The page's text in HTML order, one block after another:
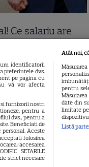
Ce salariu are
dar asta
uriașă din
avere! Da, scrie
O cheamă…
identificatorii
preferințele dvs.
pe pagina cu
vă vor afecta
furnizorii nostri
pentru a
dvs., pentru a
Beneficiati de
personal. Aceste
folosirea
accesarea
SETARILE
strict necesare
Atât noi,
pentru
date din
limitate
Listă